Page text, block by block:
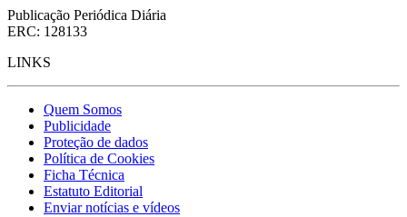
Publicação Periódica Diária
ERC: 128133
LINKS
Quem Somos
Publicidade
Proteção de dados
Política de Cookies
Ficha Técnica
Estatuto Editorial
Enviar notícias e vídeos